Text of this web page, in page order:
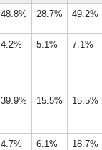
48.8% 28.7% 49.2%
4.2% 5.1% 7.1%
39.9% 15.5% 15.5%
4.7% 6.1% 18.7%